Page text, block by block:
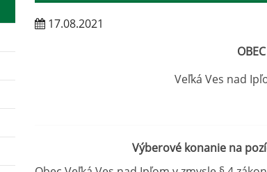
17.08.2021
Veľká Ves nad
Výberové konanie na